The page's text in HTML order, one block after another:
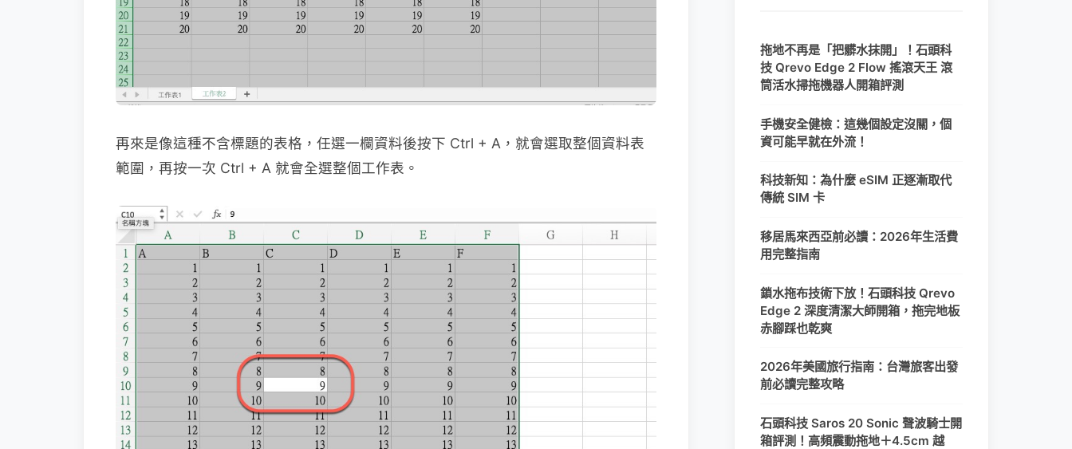
再來是像這種不含標題的表格，任選一欄資料後按下 Ctrl + A，就會選取整個資料表
範圍，再按一次 Ctrl + A 就會全選整個工作表。
拖地不再是「把髒水抹開」！石頭科
技 Qrevo Edge 2 Flow 搖滾天王 滾
筒活水掃拖機器人開箱評測
手機安全健檢：這幾個設定沒關，個
資可能早就在外流！
科技新知：為什麼 eSIM 正逐漸取代
傳統 SIM 卡
移居馬來西亞前必讀：2026年生活費
用完整指南
鎖水拖布技術下放！石頭科技 Qrevo
Edge 2 深度清潔大師開箱，拖完地板
赤腳踩也乾爽
2026年美國旅行指南：台灣旅客出發
前必讀完整攻略
石頭科技 Saros 20 Sonic 聲波騎士開
箱評測！高頻震動拖地＋4.5cm 越